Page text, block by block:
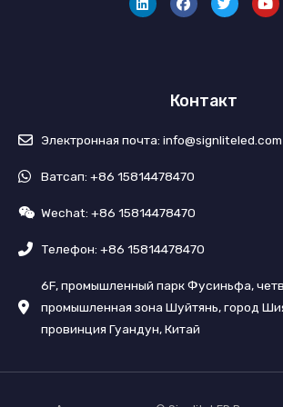
к
е
с
б
т
т
б
Контакт
Электронная почта: info@signliteled.com
Ватсап: +86 15814478470
Wechat: +86 15814478470
Телефон: +86 15814478470
6F, промышленный парк Фусиньфа,
промышленная зона Шуйтянь, город
провинция Гуандун, Китай